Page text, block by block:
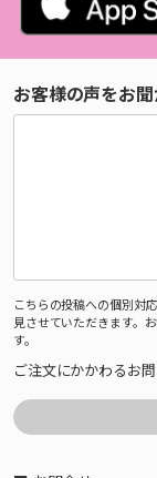
お客様の声をお
こちらの投稿への個別対
見させていただきます。
す。
ご注文にかかわるお